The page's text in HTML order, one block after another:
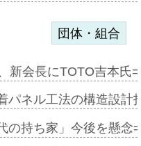
団体・組合
新会長にTOTO吉本氏
パネル工法の構造設
の持ち家」今後を懸